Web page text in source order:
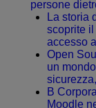
persone
La storia
scoprite
accesso
Open
un
B
Moodle